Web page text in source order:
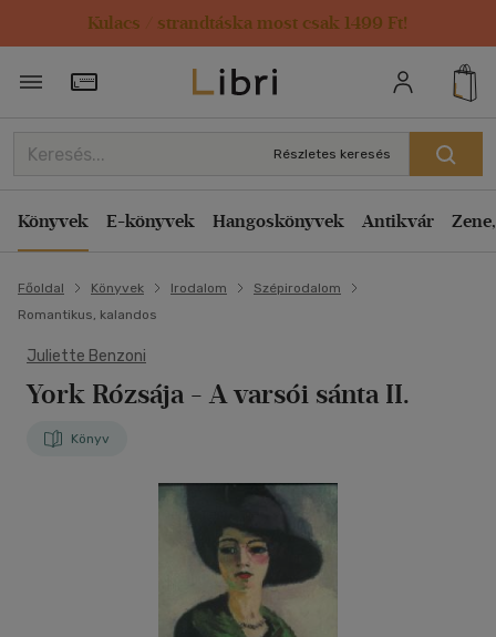
Kulacs / strandtáska most csak 1499 Ft!
Törzsvásárlói Kártya adatai
Részletes keresés
Könyvek E-könyvek Hangoskönyvek Antikvár
Főoldal Könyvek Irodalom
Szépirodalom
Romantikus, kalandos
Juliette Benzoni
York Rózsája - A varsói sánta II.
Könyv